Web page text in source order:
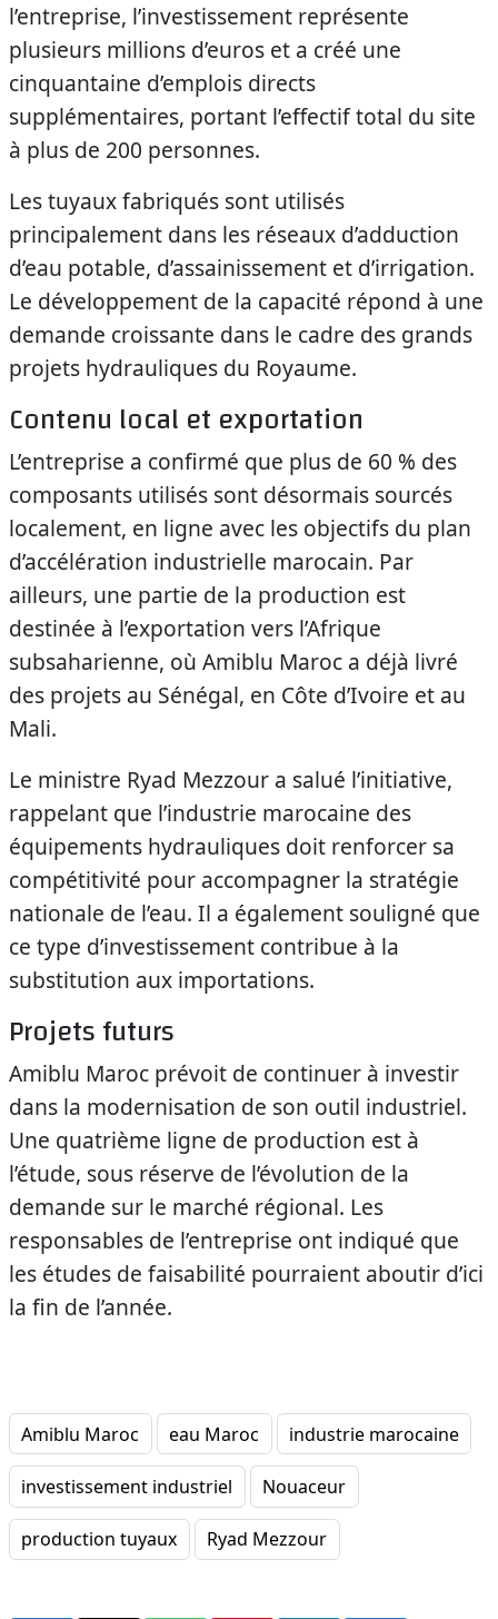
l’entreprise, l’investissement représente
plusieurs millions d’euros et a créé une
cinquantaine d’emplois directs
supplémentaires, portant l’effectif total du site
à plus de 200 personnes.
Les tuyaux fabriqués sont utilisés
principalement dans les réseaux d’adduction
d’eau potable, d’assainissement et d’irrigation.
Le développement de la capacité répond à une
demande croissante dans le cadre des grands
projets hydrauliques du Royaume.
Contenu local et exportation
L’entreprise a confirmé que plus de 60 % des
composants utilisés sont désormais sourcés
localement, en ligne avec les objectifs du plan
d’accélération industrielle marocain. Par
ailleurs, une partie de la production est
destinée à l’exportation vers l’Afrique
subsaharienne, où Amiblu Maroc a déjà livré
des projets au Sénégal, en Côte d’Ivoire et au
Mali.
Le ministre Ryad Mezzour a salué l’initiative,
rappelant que l’industrie marocaine des
équipements hydrauliques doit renforcer sa
compétitivité pour accompagner la stratégie
nationale de l’eau. Il a également souligné que
ce type d’investissement contribue à la
substitution aux importations.
Projets futurs
Amiblu Maroc prévoit de continuer à investir
dans la modernisation de son outil industriel.
Une quatrième ligne de production est à
l’étude, sous réserve de l’évolution de la
demande sur le marché régional. Les
responsables de l’entreprise ont indiqué que
les études de faisabilité pourraient aboutir d’ici
la fin de l’année.
Amiblu Maroc eau Maroc industrie marocaine
investissement industriel Nouaceur
production tuyaux Ryad Mezzour